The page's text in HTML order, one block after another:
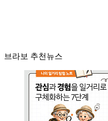
브라보 추천뉴스